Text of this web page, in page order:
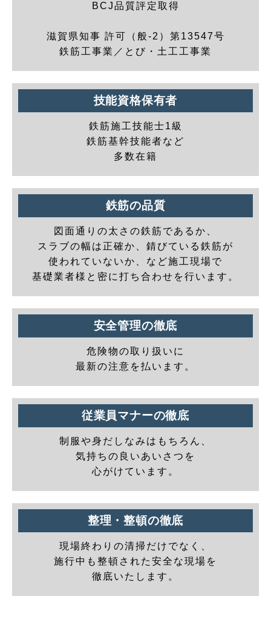
BCJ品質評定取得
滋賀県知事 許可（般-2）第13547号
鉄筋工事業／とび・土工工事業
技能資格保有者
鉄筋施工技能士1級
鉄筋基幹技能者など
多数在籍
鉄筋の品質
図面通りの太さの鉄筋であるか、
スラブの幅は正確か、錆びている鉄筋が
使われていないか、など施工現場で
基礎業者様と密に打ち合わせを行います。
安全管理の徹底
危険物の取り扱いに
最新の注意を払います。
従業員マナーの徹底
制服や身だしなみはもちろん、
気持ちの良いあいさつを
心がけています。
整理・整頓の徹底
現場終わりの清掃だけでなく、
施行中も整頓された安全な現場を
徹底いたします。